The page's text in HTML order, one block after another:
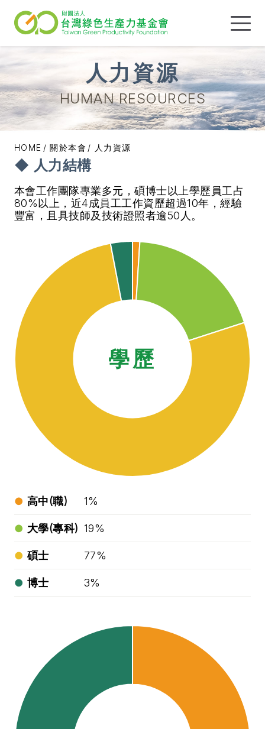
人力資源
HUMAN RESOURCES
HOME 關於本會 人力資源
◆ 人力結構
本會工作團隊專業多元，碩博士以上學歷員工占
80%以上，近4成員工工作資歷超過10年，經驗
豐富，且具技師及技術證照者逾50人。
學歷
高中(職) 1%
大學(專科) 19%
碩士 77%
博士 3%